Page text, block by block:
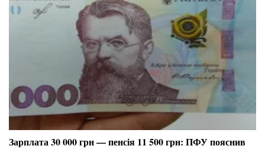
Зарплата 30 000 грн — пенсія 11 500 грн: ПФУ пояснив